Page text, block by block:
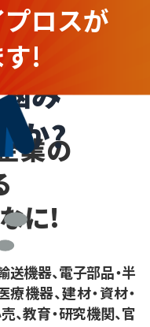
企業さま
み
か?
る
プロスが
!
業の
に!
送機器、電子部品・半
療機器、建材・資材・
、教育・研究機関、官